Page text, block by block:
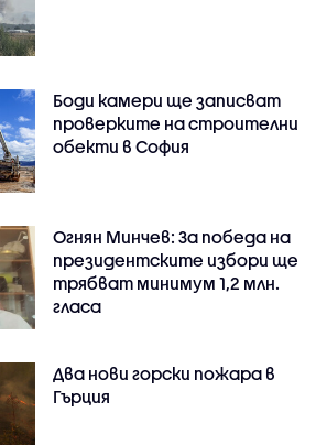
Боди камери ще записват
проверките на строителни
обекти в София
Огнян Минчев: За победа на
президентските избори ще
трябват минимум 1,2 млн.
гласа
Два нови горски пожара в
Гърция